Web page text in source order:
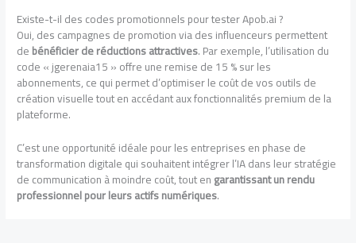
Existe-t-il des codes promotionnels pour tester Apob.ai ?
Oui, des campagnes de promotion via des influenceurs permettent
debénéficier de réductions attractives. Par exemple, l’utilisation du
code « jgerenaia15 » offre une remise de 15 % sur les
abonnements, ce qui permet d’optimiser le coût de vos outils de
création visuelle tout en accédant aux fonctionnalités premium de la
plateforme.
C’est une opportunité idéale pour les entreprises en phase de
transformation digitale qui souhaitent intégrer l’IA dans leur stratégie
de communication à moindre coût, tout engarantissant un rendu
professionnel pour leurs actifs numériques.